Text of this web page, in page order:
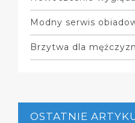
Modny serwis
Brzytwa dla
OSTATNIE